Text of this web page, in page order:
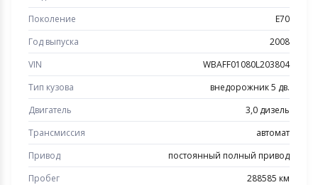
Поколение
E70
Год выпуска
2008
VIN
WBAFF01080L203804
Тип кузова
внедорожник 5 дв.
Двигатель
3,0 дизель
Трансмиссия
автомат
Привод
постоянный полный привод
Пробег
288585 км